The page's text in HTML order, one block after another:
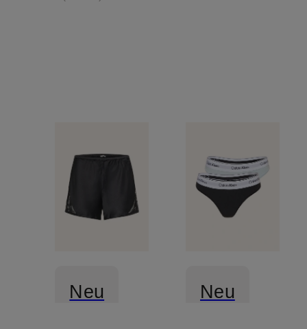
Neu Neu